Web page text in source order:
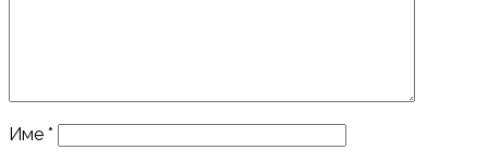
Име *